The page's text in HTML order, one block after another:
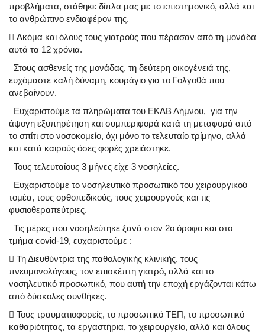
προβλήματα, στάθηκε δίπλα μας με το επιστημονικό, αλλά και
το ανθρώπινο ενδιαφέρον της.
 Ακόμα και όλους τους γιατρούς που πέρασαν από τη μονάδα
αυτά τα 12 χρόνια.
Στους ασθενείς της μονάδας, τη δεύτερη οικογένειά της,
ευχόμαστε καλή δύναμη, κουράγιο για το Γολγοθά που
ανεβαίνουν.
Ευχαριστούμε τα πληρώματα του ΕΚΑΒ Λήμνου, για την
άψογη εξυπηρέτηση και συμπεριφορά κατά τη μεταφορά από
το σπίτι στο νοσοκομείο, όχι μόνο το τελευταίο τρίμηνο, αλλά
και κατά καιρούς όσες φορές χρειάστηκε.
Τους τελευταίους 3 μήνες είχε 3 νοσηλείες.
Ευχαριστούμε το νοσηλευτικό προσωπικό του χειρουργικού
τομέα, τους ορθοπεδικούς, τους χειρουργούς και τις
φυσιοθεραπεύτριες.
Τις μέρες που νοσηλεύτηκε ξανά στον 2ο όροφο και στο
τμήμα covid-19, ευχαριστούμε :
 Τη Διευθύντρια της παθολογικής κλινικής, τους
πνευμονολόγους, τον επισκέπτη γιατρό, αλλά και το
νοσηλευτικό προσωπικό, που αυτή την εποχή εργάζονται κάτω
από δύσκολες συνθήκες.
 Τους τραυματιοφορείς, το προσωπικό ΤΕΠ, το προσωπικό
καθαριότητας, τα εργαστήρια, το χειρουργείο, αλλά και όλους